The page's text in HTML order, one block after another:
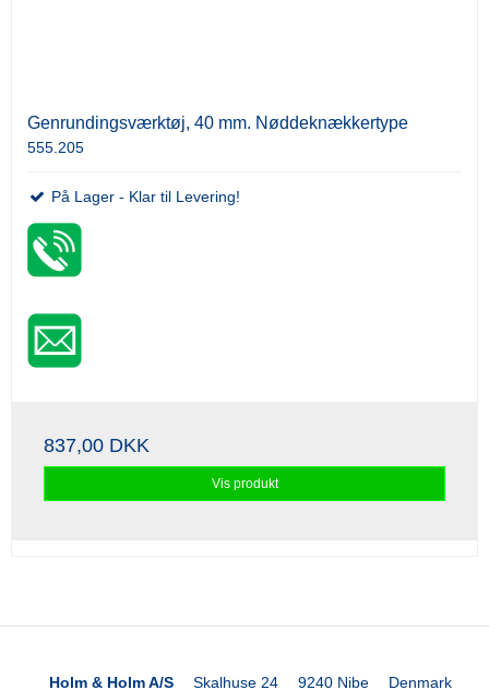
Genrundingsværktøj, 40 mm. Nøddeknækkertype
555.205
På Lager - Klar til Levering!
837,00 DKK
Vis produkt
Holm & Holm A/S Skalhuse 24 9240 Nibe Denmark